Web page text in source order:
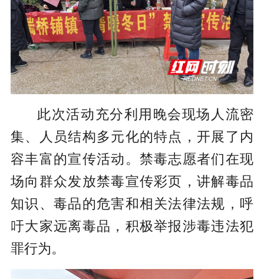
此次活动充分利用晚会现场人流密
集、人员结构多元化的特点，开展了内
容丰富的宣传活动。禁毒志愿者们在现
场向群众发放禁毒宣传彩页，讲解毒品
知识、毒品的危害和相关法律法规，呼
吁大家远离毒品，积极举报涉毒违法犯
罪行为。